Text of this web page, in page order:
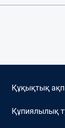
Құқықтық
Құпиялылық